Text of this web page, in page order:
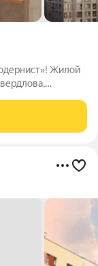
Жилой
каждая деталь